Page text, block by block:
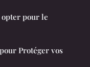
pour le
Protéger vos